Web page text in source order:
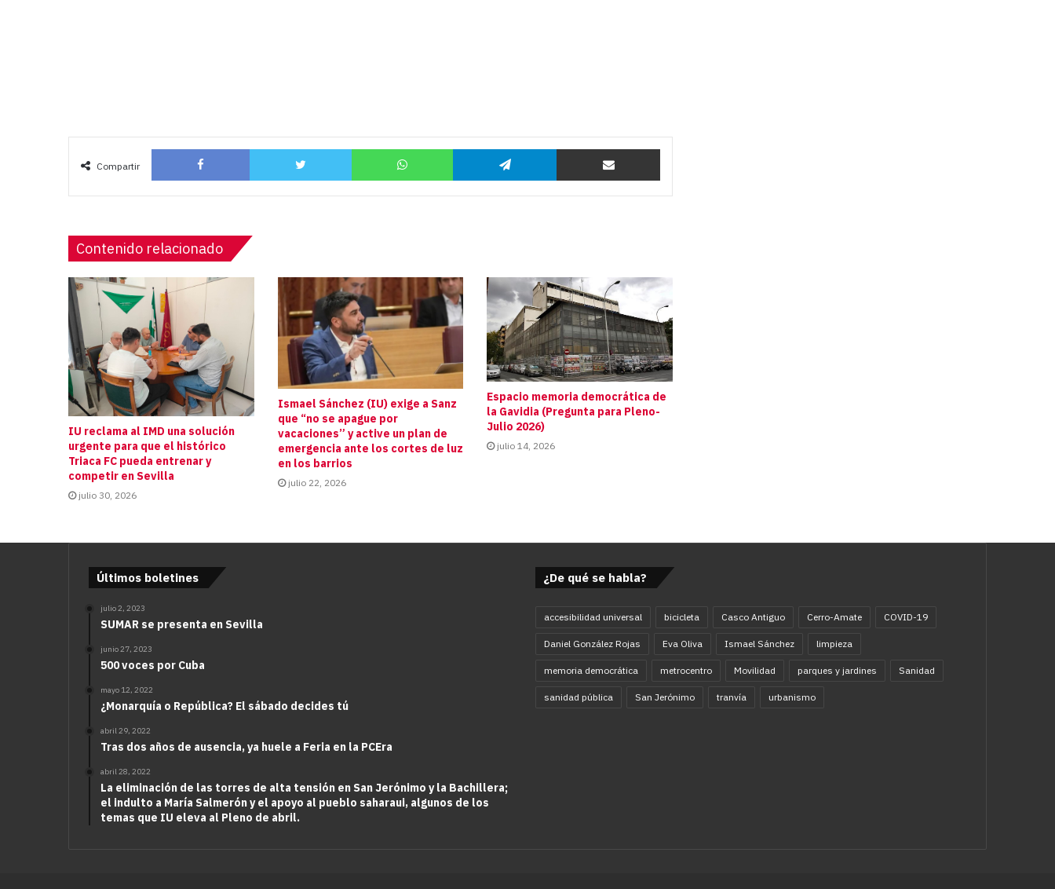
Compartir
Facebook Twitter WhatsApp Telegram Compartir por correo
Contenido relacionado
IU reclama al IMD una solución
urgente para que el histórico
Triaca FC pueda entrenar y
competir en Sevilla
julio 30, 2026
Ismael Sánchez (IU) exige a Sanz
que “no se apague por
vacaciones” y active un plan de
emergencia ante los cortes de luz
en los barrios
julio 22, 2026
Espacio memoria democrática de
la Gavidia (Pregunta para Pleno-
Julio 2026)
julio 14, 2026
Últimos boletines
julio 2, 2023
SUMAR se presenta en Sevilla
junio 27, 2023
500 voces por Cuba
mayo 12, 2022
¿Monarquía o República? El sábado decides tú
abril 29, 2022
Tras dos años de ausencia, ya huele a Feria en la PCEra
abril 28, 2022
La eliminación de las torres de alta tensión en San Jerónimo y la Bachillera;
el indulto a María Salmerón y el apoyo al pueblo saharaui, algunos de los
temas que IU eleva al Pleno de abril.
¿De qué se habla?
accesibilidad universal bicicleta Casco Antiguo Cerro-Amate COVID-19
Daniel González Rojas Eva Oliva Ismael Sánchez limpieza
memoria democrática metrocentro Movilidad parques y jardines Sanidad
sanidad pública San Jerónimo tranvía urbanismo